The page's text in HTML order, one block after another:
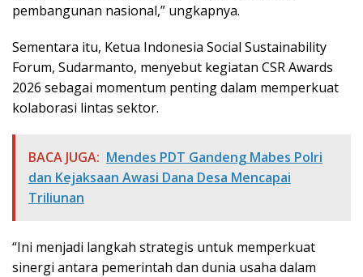
pembangunan nasional,” ungkapnya.
Sementara itu, Ketua Indonesia Social Sustainability
Forum, Sudarmanto, menyebut kegiatan CSR Awards
2026 sebagai momentum penting dalam memperkuat
kolaborasi lintas sektor.
BACA JUGA: Mendes PDT Gandeng Mabes Polri
dan Kejaksaan Awasi Dana Desa Mencapai
Triliunan
“Ini menjadi langkah strategis untuk memperkuat
sinergi antara pemerintah dan dunia usaha dalam